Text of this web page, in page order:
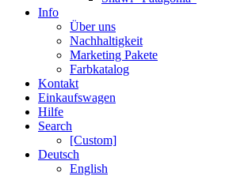
Info
Über uns
Nachhaltigkeit
Marketing Pakete
Farbkatalog
Kontakt
Einkaufswagen
Hilfe
Search
[Custom]
Deutsch
English